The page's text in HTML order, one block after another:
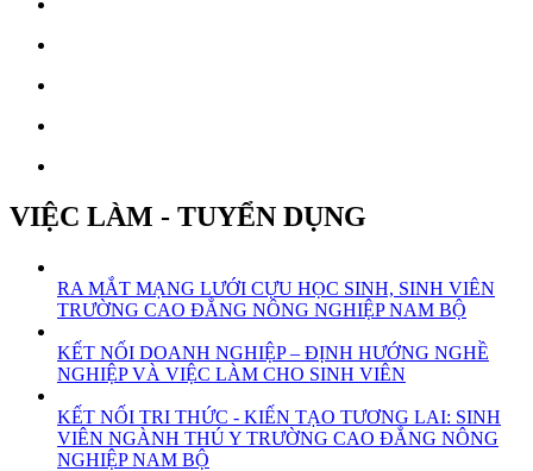
VIỆC LÀM - TUYỂN DỤNG
RA MẮT MẠNG LƯỚI CỰU HỌC SINH, SINH VIÊN
TRƯỜNG CAO ĐẲNG NÔNG NGHIỆP NAM BỘ
KẾT NỐI DOANH NGHIỆP – ĐỊNH HƯỚNG NGHỀ
NGHIỆP VÀ VIỆC LÀM CHO SINH VIÊN
KẾT NỐI TRI THỨC - KIẾN TẠO TƯƠNG LAI: SINH
VIÊN NGÀNH THÚ Y TRƯỜNG CAO ĐẲNG NÔNG
NGHIỆP NAM BỘ